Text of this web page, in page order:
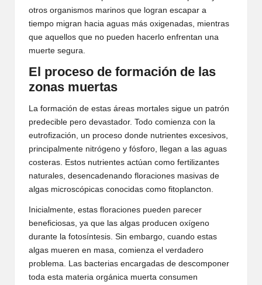
otros organismos marinos que logran escapar a
tiempo migran hacia aguas más oxigenadas, mientras
que aquellos que no pueden hacerlo enfrentan una
muerte segura.
El proceso de formación de las
zonas muertas
La formación de estas áreas mortales sigue un patrón
predecible pero devastador. Todo comienza con la
eutrofización, un proceso donde nutrientes excesivos,
principalmente nitrógeno y fósforo, llegan a las aguas
costeras. Estos nutrientes actúan como fertilizantes
naturales, desencadenando floraciones masivas de
algas microscópicas conocidas como fitoplancton.
Inicialmente, estas floraciones pueden parecer
beneficiosas, ya que las algas producen oxígeno
durante la fotosíntesis. Sin embargo, cuando estas
algas mueren en masa, comienza el verdadero
problema. Las bacterias encargadas de descomponer
toda esta materia orgánica muerta consumen